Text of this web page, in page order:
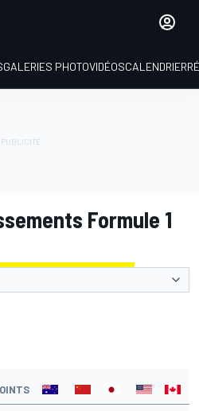
GALERIES PHOTOVIDÉOSCALENDRIER
Formule 1